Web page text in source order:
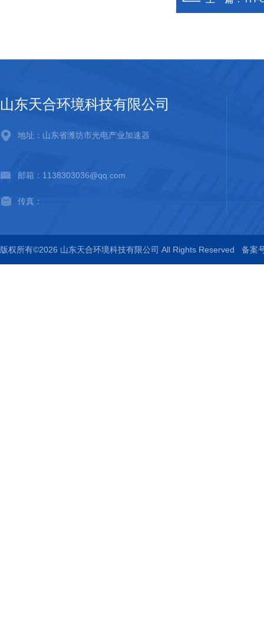
山东天合环境科技有限公司
地址：山东省潍坊市光电产业加速器
邮箱：1138303036@qq.com
传真：
版权所有©2026 山东天合环境科技有限公司 All Rights Reserved 备案